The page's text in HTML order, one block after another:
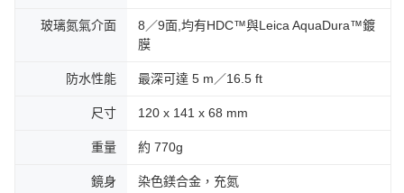
玻璃氮氣介面
8／9面,均有HDC™與Leica AquaDura™鍍
膜
防水性能 最深可達 5 m／16.5 ft
尺寸 120 x 141 x 68 mm
重量 約 770g
鏡身 染色鎂合金，充氮